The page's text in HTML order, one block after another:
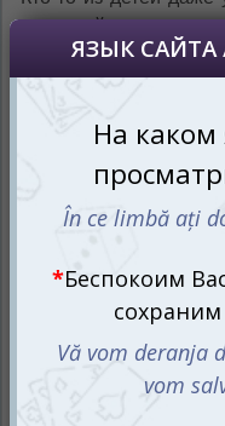
западной части дома.
обладающие
специальный
игруМистериум
Ваша задача –
пытается
загадочные